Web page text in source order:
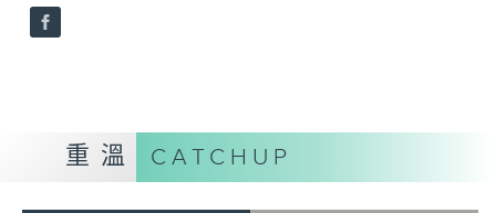
重溫 CATCHUP